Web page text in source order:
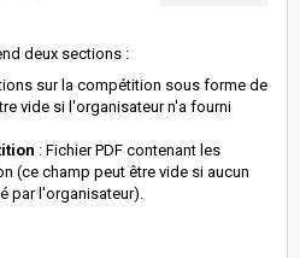
deux sections :
sur la compétition sous forme de
vide si l'organisateur n'a fourni
: Fichier PDF contenant les
(ce champ peut être vide si aucun
par l'organisateur).